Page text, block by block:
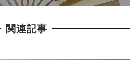
関連記事